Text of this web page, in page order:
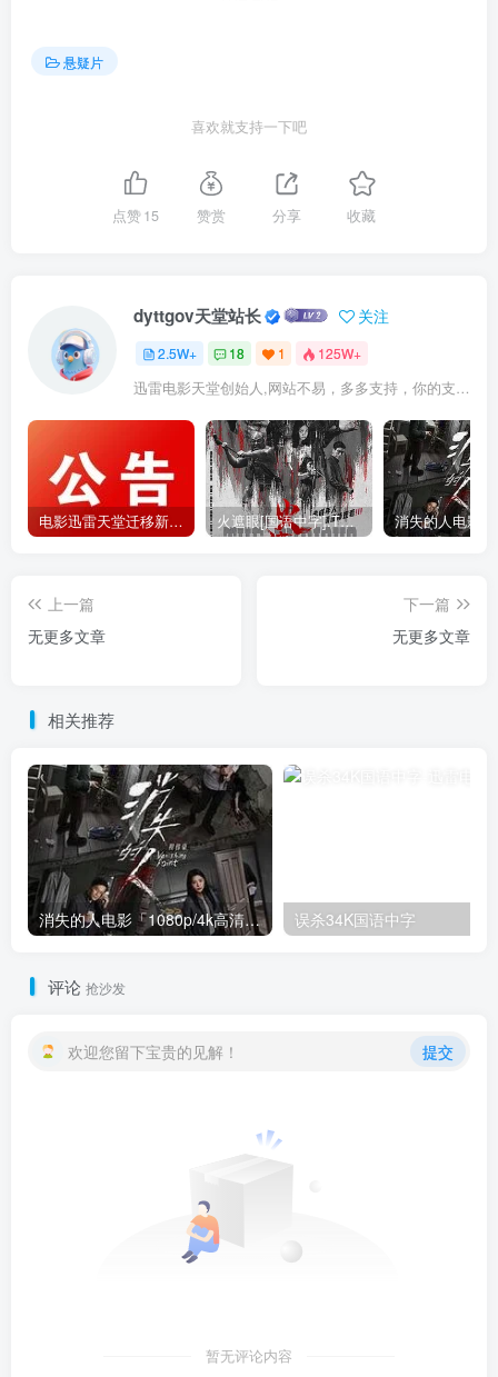
悬疑片
喜欢就支持一下吧
点赞15 赞赏 分享 收藏
dyttgov天堂站长 关注
2.5W+ 18 1 125W+
迅雷电影天堂创始人,网站不易，多多支持，你的支持，是我前进的动力！
电影迅雷天堂迁移新服务器,正常更新，维护完毕! 火遮眼[国语中字].The.Furious.2026.1080p+2160p高清下载
上一篇
无更多文章
下一篇
无更多文章
相关推荐
消失的人电影「1080p/4k高清」迅雷下载 误杀34K国语中字
评论 抢沙发
欢迎您留下宝贵的见解！ 提交
暂无评论内容